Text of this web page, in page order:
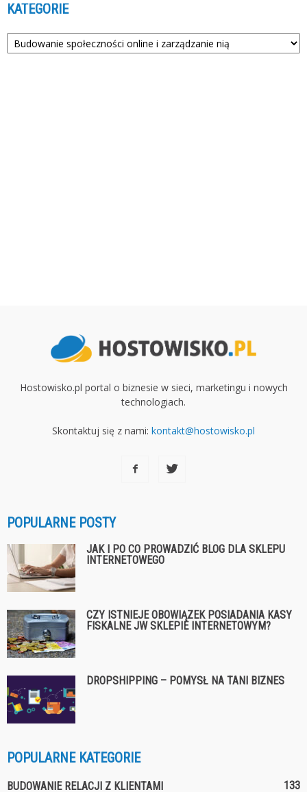
KATEGORIE
Kategorie
Hostowisko.pl portal o biznesie w sieci, marketingu i nowych
technologiach.
Skontaktuj się z nami: kontakt@hostowisko.pl
POPULARNE POSTY
JAK I PO CO PROWADZIĆ BLOG DLA SKLEPU
INTERNETOWEGO
CZY ISTNIEJE OBOWIĄZEK POSIADANIA KASY
FISKALNE JW SKLEPIE INTERNETOWYM?
DROPSHIPPING – POMYSŁ NA TANI BIZNES
POPULARNE KATEGORIE
BUDOWANIE RELACJI Z KLIENTAMI 133